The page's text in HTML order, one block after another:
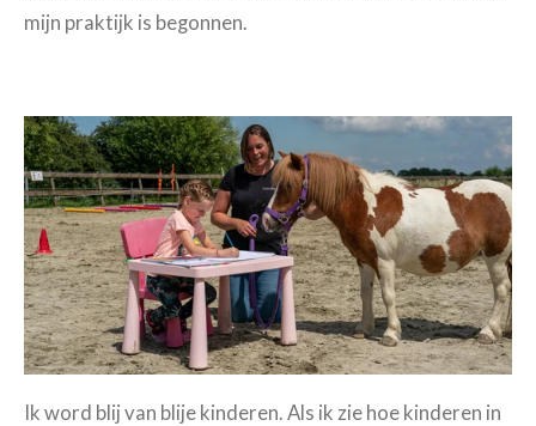
mijn praktijk is begonnen.
Ik word blij van blije kinderen. Als ik zie hoe kinderen in